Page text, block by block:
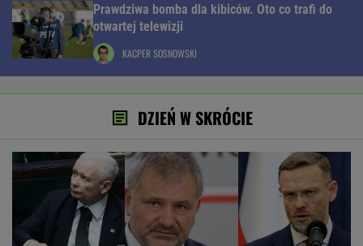
Prawdziwa bomba dla kibiców. Oto co trafi do
otwartej telewizji
KACPER SOSNOWSKI
DZIEŃ W SKRÓCIE